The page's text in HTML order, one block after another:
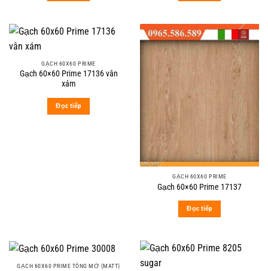
GẠCH 60X60 PRIME
Gạch 60×60 Prime 17136 vân
xám
Đọc tiếp
GẠCH 60X60 PRIME
Gạch 60×60 Prime 17137
Đọc tiếp
GẠCH 60X60 PRIME TÔNG MỜ (MATT)